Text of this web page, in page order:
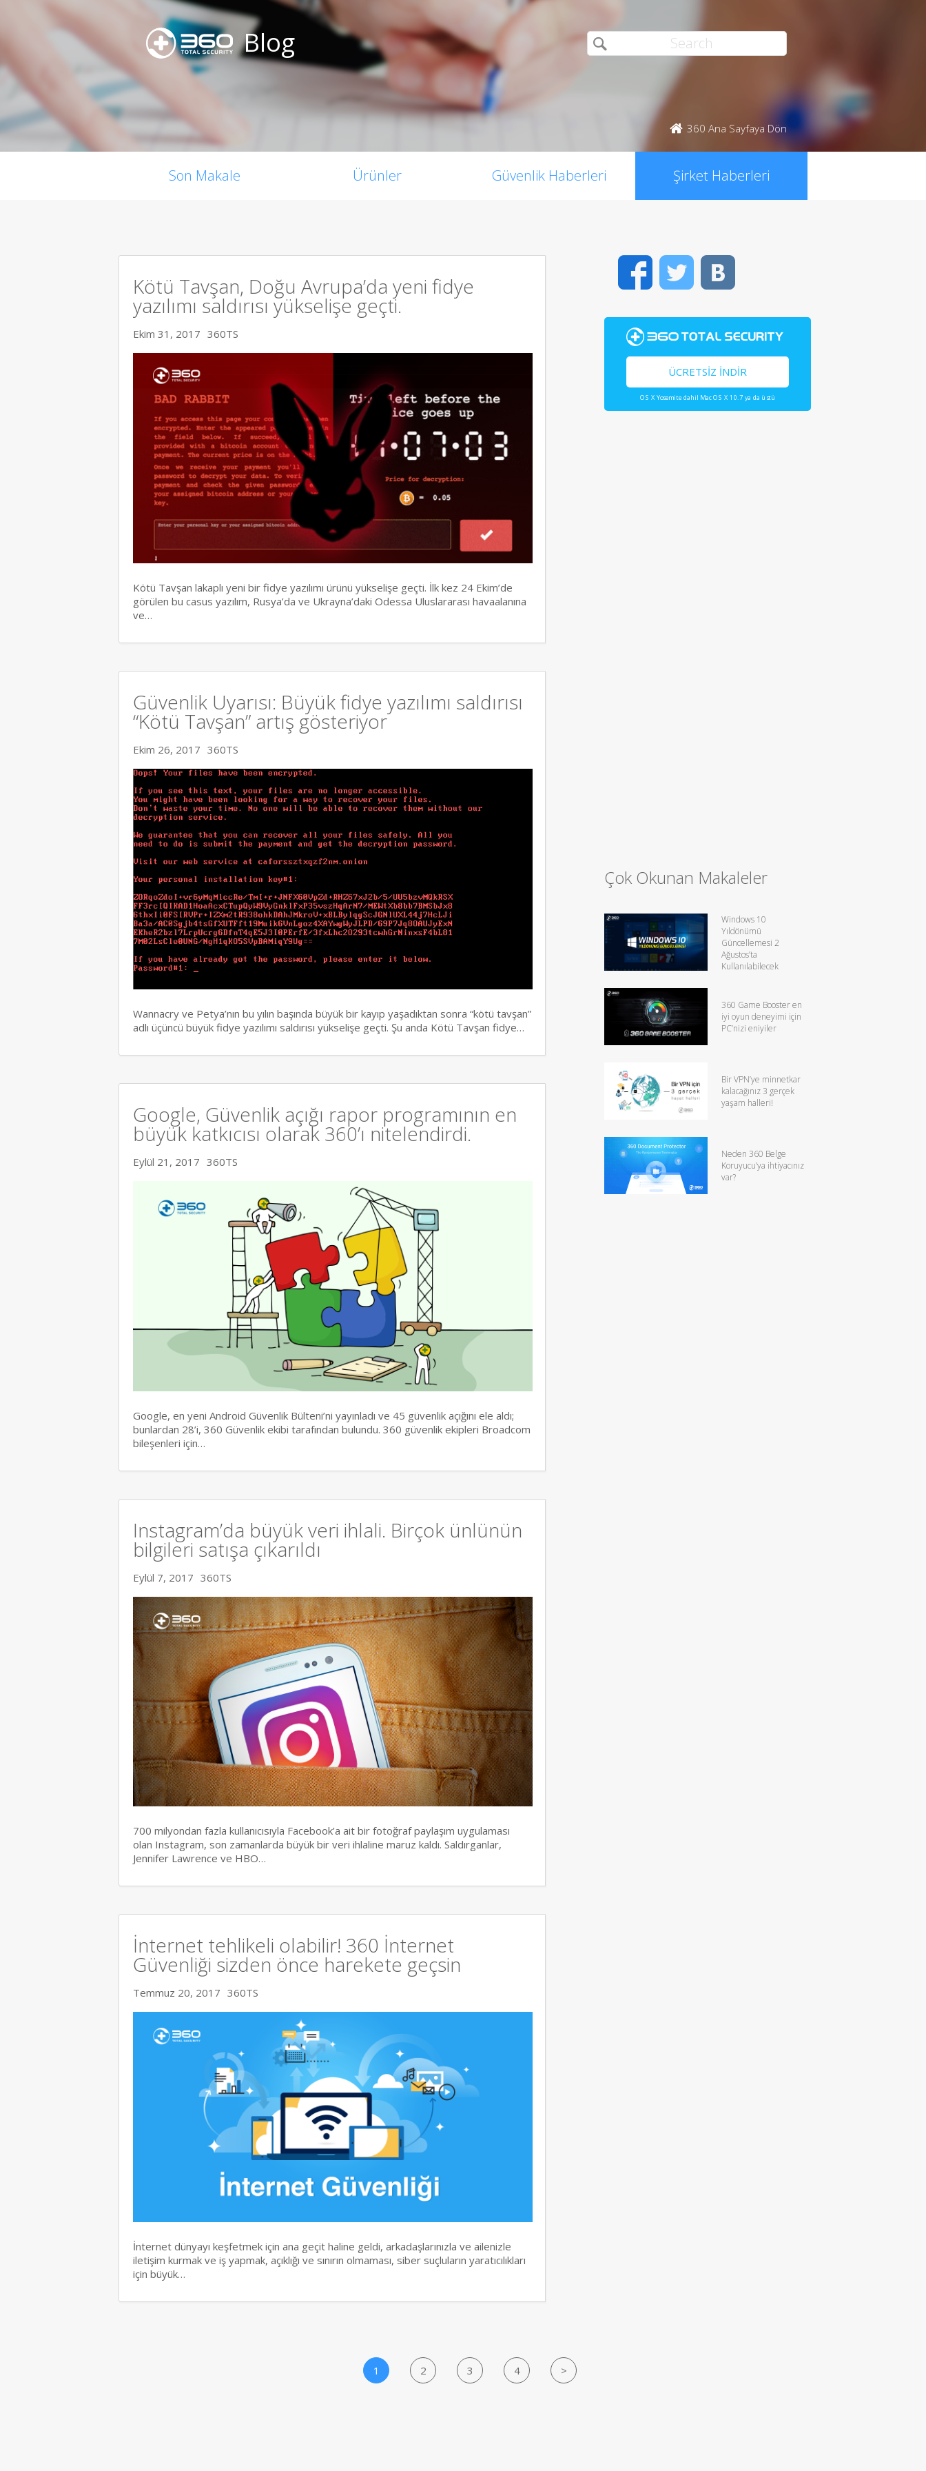
Blog
360 Ana Sayfaya Dön
Son Makale Ürünler Güvenlik Haberleri Şirket Haberleri
Kötü Tavşan, Doğu Avrupa’da yeni fidye
yazılımı saldırısı yükselişe geçti.
Ekim 31, 2017 360TS
Kötü Tavşan lakaplı yeni bir fidye yazılımı ürünü yükselişe geçti. İlk kez 24 Ekim’de
görülen bu casus yazılım, Rusya’da ve Ukrayna’daki Odessa Uluslararası havaalanına
ve…
Güvenlik Uyarısı: Büyük fidye yazılımı saldırısı
“Kötü Tavşan” artış gösteriyor
Ekim 26, 2017 360TS
Wannacry ve Petya’nın bu yılın başında büyük bir kayıp yaşadıktan sonra “kötü tavşan”
adlı üçüncü büyük fidye yazılımı saldırısı yükselişe geçti. Şu anda Kötü Tavşan fidye…
Google, Güvenlik açığı rapor programının en
büyük katkıcısı olarak 360’ı nitelendirdi.
Eylül 21, 2017 360TS
Google, en yeni Android Güvenlik Bülteni’ni yayınladı ve 45 güvenlik açığını ele aldı;
bunlardan 28’i, 360 Güvenlik ekibi tarafından bulundu. 360 güvenlik ekipleri Broadcom
bileşenleri için…
Instagram’da büyük veri ihlali. Birçok ünlünün
bilgileri satışa çıkarıldı
Eylül 7, 2017 360TS
700 milyondan fazla kullanıcısıyla Facebook’a ait bir fotoğraf paylaşım uygulaması
olan Instagram, son zamanlarda büyük bir veri ihlaline maruz kaldı. Saldırganlar,
Jennifer Lawrence ve HBO…
İnternet tehlikeli olabilir! 360 İnternet
Güvenliği sizden önce harekete geçsin
Temmuz 20, 2017 360TS
İnternet dünyayı keşfetmek için ana geçit haline geldi, arkadaşlarınızla ve ailenizle
iletişim kurmak ve iş yapmak, açıklığı ve sınırın olmaması, siber suçluların yaratıcılıkları
için büyük…
FacebookTwitter
ÜCRETSIZ İNDIR
OS X Yosemite dahil Mac OS X 10.7 ya da üstü
Çok Okunan Makaleler
Windows 10
Yıldönümü
Güncellemesi 2
Ağustos’ta
Kullanılabilecek
360 Game Booster en
iyi oyun deneyimi için
PC’nizi eniyiler
Bir VPN’ye minnetkar
kalacağınız 3 gerçek
yaşam halleri!
Neden 360 Belge
Koruyucu’ya ihtiyacınız
var?
1 2 3 4 >